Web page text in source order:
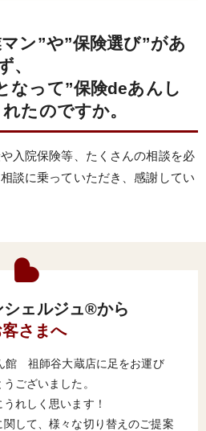
ン”や”保険選び”があ
、
なって”保険deあんし
たのですか。
入院保険等、たくさんの相談を必
談に乗っていただき、感謝してい
シェルジュ®から
さまへ
館 祖師谷大蔵店に足をお運び
ございました。
れしく思います！
して、様々な切り替えのご提案